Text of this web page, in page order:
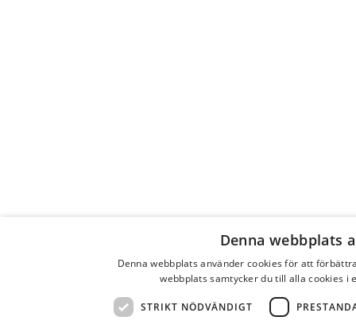
Denna webbplats
Denna webbplats använder cookies för att
webbplats samtycker du till alla cookies i
STRIKT NÖDVÄNDIGT